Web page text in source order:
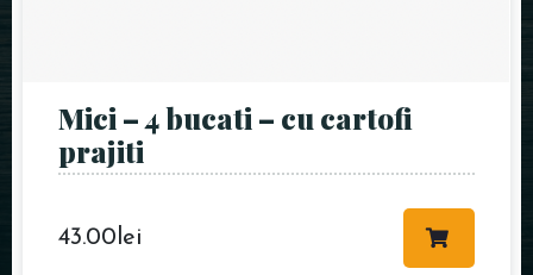
Mici – 4 bucati – cu cartofi
prajiti
43.00 lei